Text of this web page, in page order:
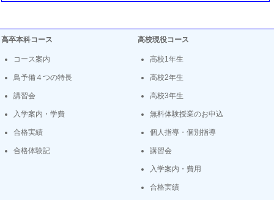
高卒本科コース 高校現役コース
コース案内
鳥予備４つの特長
講習会
入学案内・学費
合格実績
合格体験記
高校1年生
高校2年生
高校3年生
無料体験授業のお申込
個人指導・個別指導
講習会
入学案内・費用
合格実績